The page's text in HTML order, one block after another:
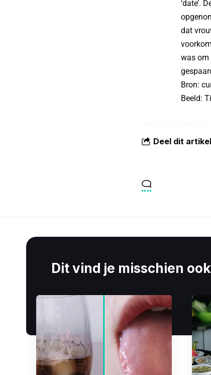
‘date’.
dat
was om
Bron:
Beeld:
Deel dit artikel
Dit vind je misschien